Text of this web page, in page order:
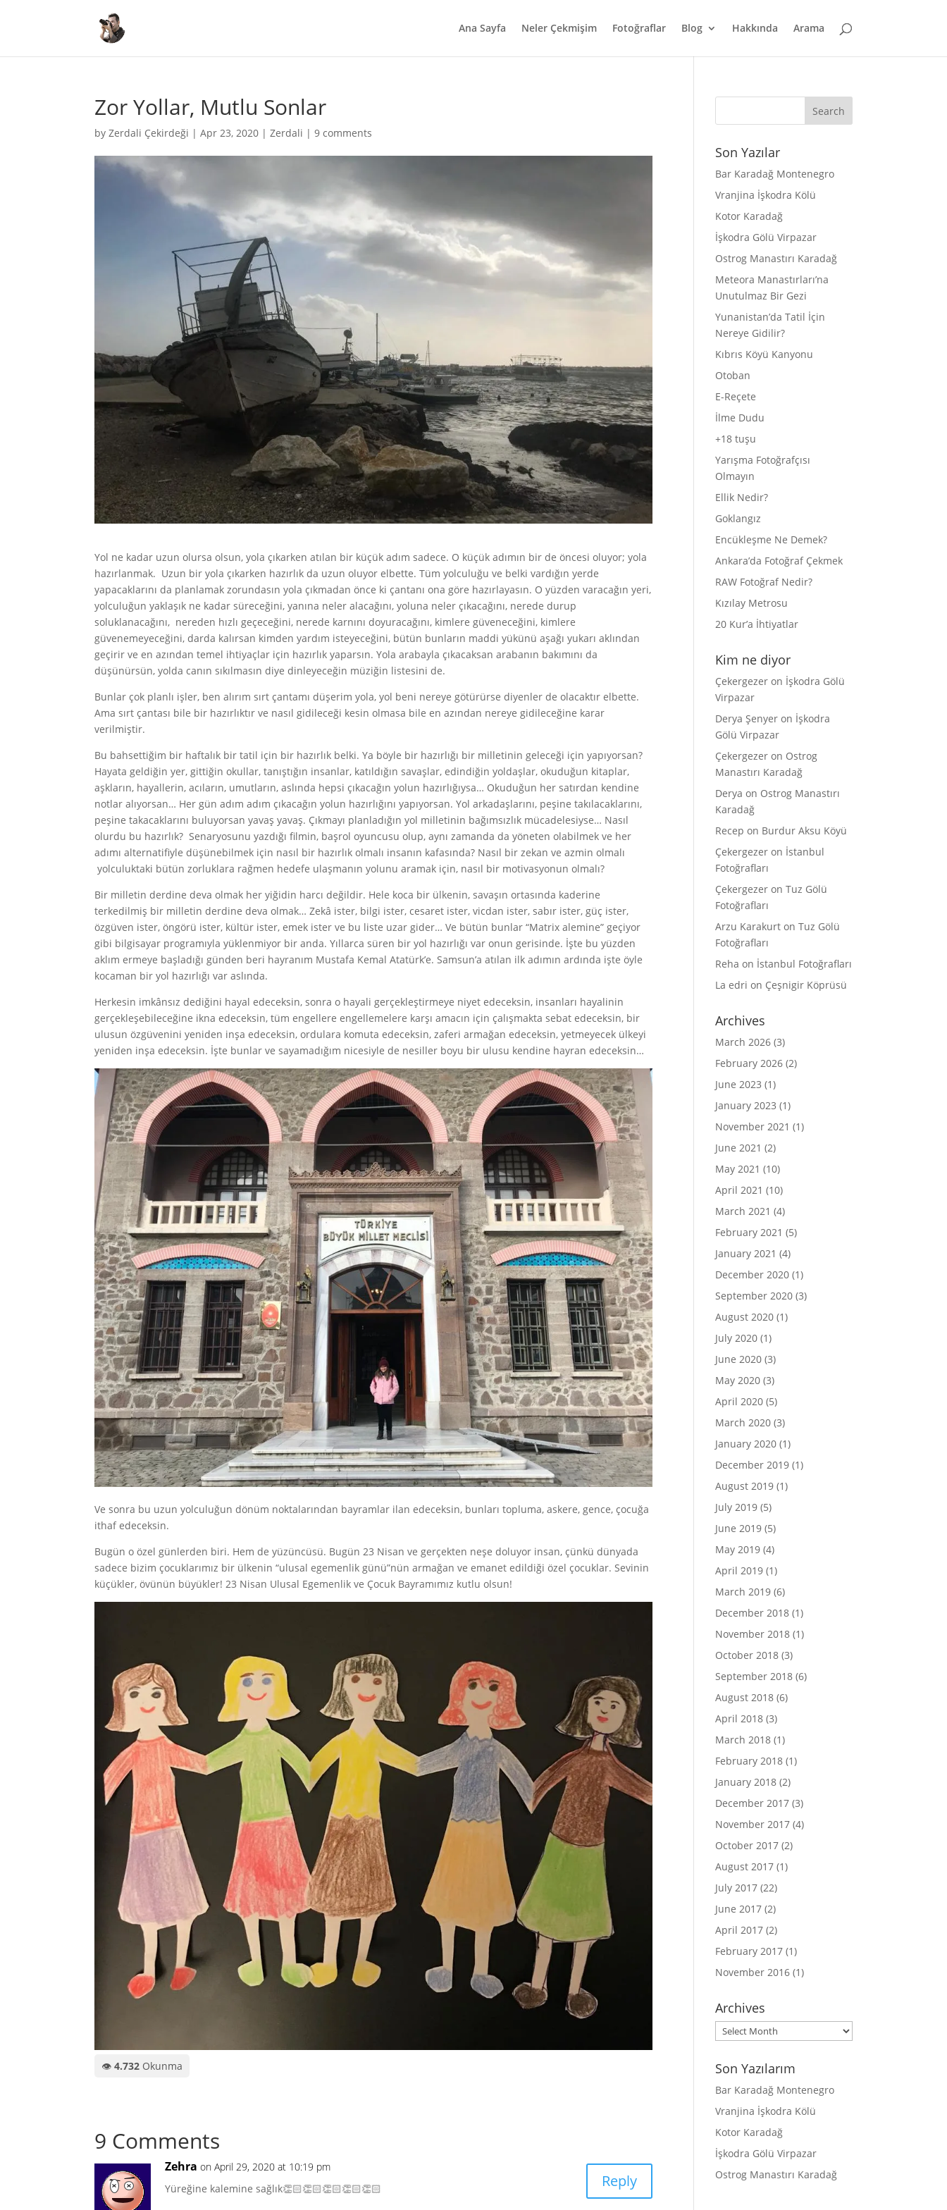
Ana Sayfa Neler Çekmişim Fotoğraflar Blog Hakkında Arama
Zor Yollar, Mutlu Sonlar
byZerdali Çekirdeği |Apr 23, 2020 |Zerdali |9 comments
Yol ne kadar uzun olursa olsun, yola çıkarken atılan bir küçük adım sadece. O küçük adımın bir de öncesi oluyor; yola
hazırlanmak. Uzun bir yola çıkarken hazırlık da uzun oluyor elbette. Tüm yolculuğu ve belki vardığın yerde
yapacaklarını da planlamak zorundasın yola çıkmadan önce ki çantanı ona göre hazırlayasın. O yüzden varacağın yeri,
yolculuğun yaklaşık ne kadar süreceğini, yanına neler alacağını, yoluna neler çıkacağını, nerede durup
soluklanacağını, nereden hızlı geçeceğini, nerede karnını doyuracağını, kimlere güveneceğini, kimlere
güvenemeyeceğini, darda kalırsan kimden yardım isteyeceğini, bütün bunların maddi yükünü aşağı yukarı aklından
geçirir ve en azından temel ihtiyaçlar için hazırlık yaparsın. Yola arabayla çıkacaksan arabanın bakımını da
düşünürsün, yolda canın sıkılmasın diye dinleyeceğin müziğin listesini de.
Bunlar çok planlı işler, ben alırım sırt çantamı düşerim yola, yol beni nereye götürürse diyenler de olacaktır elbette.
Ama sırt çantası bile bir hazırlıktır ve nasıl gidileceği kesin olmasa bile en azından nereye gidileceğine karar
verilmiştir.
Bu bahsettiğim bir haftalık bir tatil için bir hazırlık belki. Ya böyle bir hazırlığı bir milletinin geleceği için yapıyorsan?
Hayata geldiğin yer, gittiğin okullar, tanıştığın insanlar, katıldığın savaşlar, edindiğin yoldaşlar, okuduğun kitaplar,
aşkların, hayallerin, acıların, umutların, aslında hepsi çıkacağın yolun hazırlığıysa… Okuduğun her satırdan kendine
notlar alıyorsan… Her gün adım adım çıkacağın yolun hazırlığını yapıyorsan. Yol arkadaşlarını, peşine takılacaklarını,
peşine takacaklarını buluyorsan yavaş yavaş. Çıkmayı planladığın yol milletinin bağımsızlık mücadelesiyse… Nasıl
olurdu bu hazırlık? Senaryosunu yazdığı filmin, başrol oyuncusu olup, aynı zamanda da yöneten olabilmek ve her
adımı alternatifiyle düşünebilmek için nasıl bir hazırlık olmalı insanın kafasında? Nasıl bir zekan ve azmin olmalı
yolculuktaki bütün zorluklara rağmen hedefe ulaşmanın yolunu aramak için, nasıl bir motivasyonun olmalı?
Bir milletin derdine deva olmak her yiğidin harcı değildir. Hele koca bir ülkenin, savaşın ortasında kaderine
terkedilmiş bir milletin derdine deva olmak… Zekâ ister, bilgi ister, cesaret ister, vicdan ister, sabır ister, güç ister,
özgüven ister, öngörü ister, kültür ister, emek ister ve bu liste uzar gider… Ve bütün bunlar “Matrix alemine” geçiyor
gibi bilgisayar programıyla yüklenmiyor bir anda. Yıllarca süren bir yol hazırlığı var onun gerisinde. İşte bu yüzden
aklım ermeye başladığı günden beri hayranım Mustafa Kemal Atatürk’e. Samsun’a atılan ilk adımın ardında işte öyle
kocaman bir yol hazırlığı var aslında.
Herkesin imkânsız dediğini hayal edeceksin, sonra o hayali gerçekleştirmeye niyet edeceksin, insanları hayalinin
gerçekleşebileceğine ikna edeceksin, tüm engellere engellemelere karşı amacın için çalışmakta sebat edeceksin, bir
ulusun özgüvenini yeniden inşa edeceksin, ordulara komuta edeceksin, zaferi armağan edeceksin, yetmeyecek ülkeyi
yeniden inşa edeceksin. İşte bunlar ve sayamadığım nicesiyle de nesiller boyu bir ulusu kendine hayran edeceksin…
Ve sonra bu uzun yolculuğun dönüm noktalarından bayramlar ilan edeceksin, bunları topluma, askere, gence, çocuğa
ithaf edeceksin.
Bugün o özel günlerden biri. Hem de yüzüncüsü. Bugün 23 Nisan ve gerçekten neşe doluyor insan, çünkü dünyada
sadece bizim çocuklarımız bir ülkenin “ulusal egemenlik günü”nün armağan ve emanet edildiği özel çocuklar. Sevinin
küçükler, övünün büyükler! 23 Nisan Ulusal Egemenlik ve Çocuk Bayramımız kutlu olsun!
👁️4.732 Okunma
9 Comments
Zehra on April 29, 2020 at 10:19 pm
Yüreğine kalemine sağlık👏🏻👏🏻👏🏻👏🏻👏🏻
Reply
Son Yazılar
Bar Karadağ Montenegro
Vranjina İşkodra Kölü
Kotor Karadağ
İşkodra Gölü Virpazar
Ostrog Manastırı Karadağ
Meteora Manastırları’na
Unutulmaz Bir Gezi
Yunanistan’da Tatil İçin
Nereye Gidilir?
Kıbrıs Köyü Kanyonu
Otoban
E-Reçete
İlme Dudu
+18 tuşu
Yarışma Fotoğrafçısı
Olmayın
Ellik Nedir?
Goklangız
Encükleşme Ne Demek?
Ankara’da Fotoğraf Çekmek
RAW Fotoğraf Nedir?
Kızılay Metrosu
20 Kur’a İhtiyatlar
Kim ne diyor
Çekergezer on İşkodra Gölü
Virpazar
Derya Şenyer on İşkodra
Gölü Virpazar
Çekergezer on Ostrog
Manastırı Karadağ
Derya on Ostrog Manastırı
Karadağ
Recep on Burdur Aksu Köyü
Çekergezer on İstanbul
Fotoğrafları
Çekergezer onTuz Gölü
Fotoğrafları
Arzu Karakurt onTuz Gölü
Fotoğrafları
Reha on İstanbul Fotoğrafları
La edri on Çeşnigir Köprüsü
Archives
March 2026 (3)
February 2026 (2)
June 2023 (1)
January 2023 (1)
November 2021 (1)
June 2021 (2)
May 2021 (10)
April 2021 (10)
March 2021 (4)
February 2021 (5)
January 2021 (4)
December 2020 (1)
September 2020 (3)
August 2020 (1)
July 2020 (1)
June 2020 (3)
May 2020 (3)
April 2020 (5)
March 2020 (3)
January 2020 (1)
December 2019 (1)
August 2019 (1)
July 2019 (5)
June 2019 (5)
May 2019 (4)
April 2019 (1)
March 2019 (6)
December 2018 (1)
November 2018 (1)
October 2018 (3)
September 2018 (6)
August 2018 (6)
April 2018 (3)
March 2018 (1)
February 2018 (1)
January 2018 (2)
December 2017 (3)
November 2017 (4)
October 2017 (2)
August 2017 (1)
July 2017 (22)
June 2017 (2)
April 2017 (2)
February 2017 (1)
November 2016 (1)
Archives
Archives
Son Yazılarım
Bar Karadağ Montenegro
Vranjina İşkodra Kölü
Kotor Karadağ
İşkodra Gölü Virpazar
Ostrog Manastırı Karadağ